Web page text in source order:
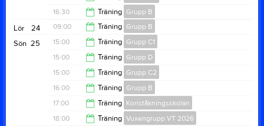
16:30
16:30
16:30 Träning Grupp B
18:30
24
Lör 09:00 Träning Grupp B
11:00
25
Sön 15:00 Träning Grupp C1
17:00
15:00 Träning Grupp D
17:00
15:00 Träning Grupp C2
17:00
16:00 Träning Grupp B
18:00
17:00 Träning Konståkningsskolan
18:00 Träning Vuxengrupp VT 2026